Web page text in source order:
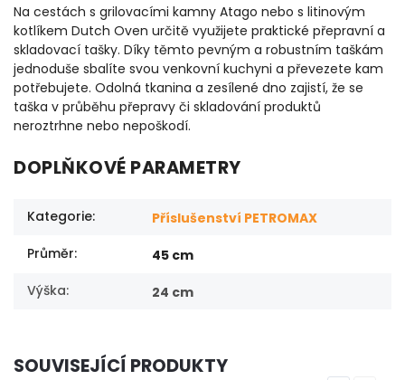
Na cestách s grilovacími kamny Atago nebo s litinovým
kotlíkem Dutch Oven určitě využijete praktické přepravní a
skladovací tašky. Díky těmto pevným a robustním taškám
jednoduše sbalíte svou venkovní kuchyni a převezete kam
potřebujete. Odolná tkanina a zesílené dno zajistí, že se
taška v průběhu přepravy či skladování produktů
neroztrhne nebo nepoškodí.
DOPLŇKOVÉ PARAMETRY
Kategorie:
Příslušenství PETROMAX
Průměr:
45 cm
Výška: 24 cm
SOUVISEJÍCÍ PRODUKTY